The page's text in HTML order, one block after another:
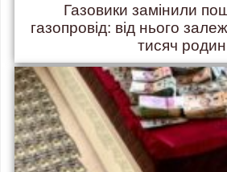
Газовики замінили
газопровід: від нього
тисяч родин